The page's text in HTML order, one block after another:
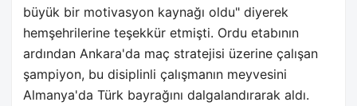
büyük bir motivasyon kaynağı oldu" diyerek
hemşehrilerine teşekkür etmişti. Ordu etabının
ardından Ankara'da maç stratejisi üzerine çalışan
şampiyon, bu disiplinli çalışmanın meyvesini
Almanya'da Türk bayrağını dalgalandırarak aldı.